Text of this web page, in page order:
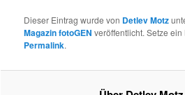
Dieser Eintrag wurde von Detlev Motz
Magazin fotoGEN veröffentlicht. Setze
Permalink.